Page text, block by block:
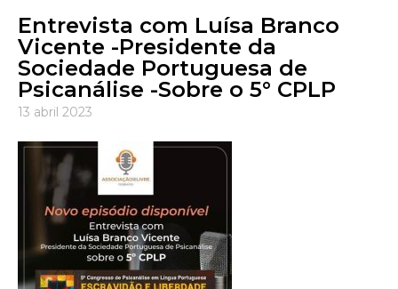
Entrevista com Luísa Branco
Vicente -Presidente da
Sociedade Portuguesa de
Psicanálise -Sobre o 5° CPLP
13 abril 2023